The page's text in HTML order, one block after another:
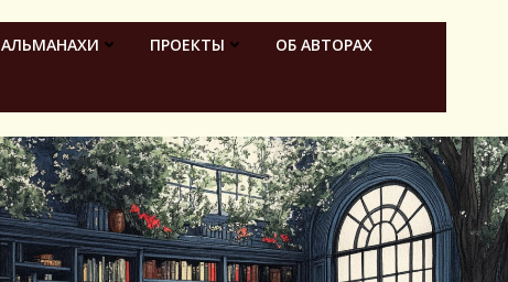
АЛЬМАНАХИ ПРОЕКТЫ ОБ АВТОРАХ